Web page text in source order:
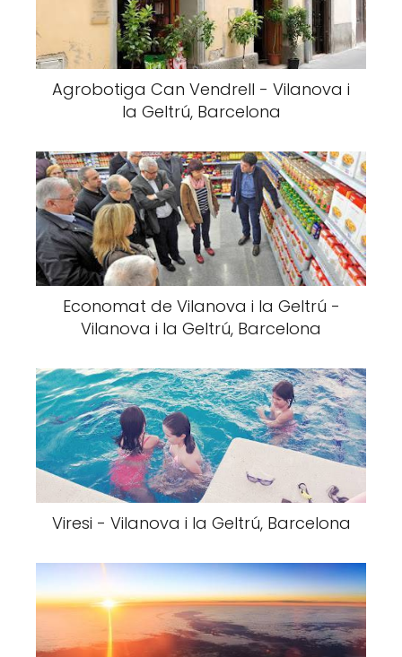
Agrobotiga Can Vendrell - Vilanova i
la Geltrú, Barcelona
Economat de Vilanova i la Geltrú -
Vilanova i la Geltrú, Barcelona
Viresi - Vilanova i la Geltrú, Barcelona